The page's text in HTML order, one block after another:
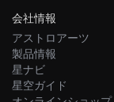
会社情報
アストロアーツ
製品情報
星ナビ
星空ガイド